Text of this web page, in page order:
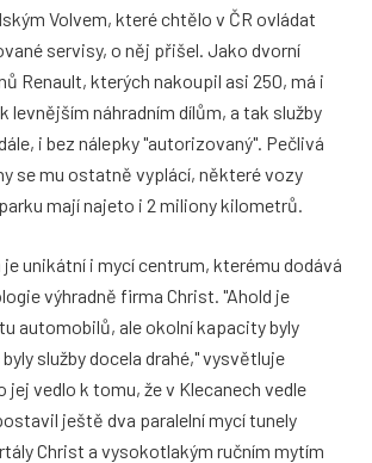
Volvem, které chtělo v ČR ovládat
servisy, o něj přišel. Jako dvorní
Renault, kterých nakoupil asi 250, má i
levnějším náhradním dílům, a tak služby
i bez nálepky "autorizovaný". Pečlivá
se mu ostatně vyplácí, některé vozy
mají najeto i 2 miliony kilometrů.
unikátní i mycí centrum, kterému dodává
výhradně firma Christ. "Ahold je
automobilů, ale okolní kapacity byly
služby docela drahé," vysvětluje
jej vedlo k tomu, že v Klecanech vedle
ještě dva paralelní mycí tunely
Christ a vysokotlakým ručním mytím